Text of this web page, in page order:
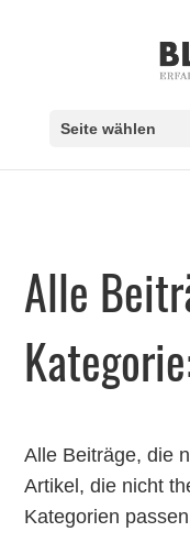
Seite wählen
Alle
Alle Beiträge, die
Artikel, die nicht
Kategorien